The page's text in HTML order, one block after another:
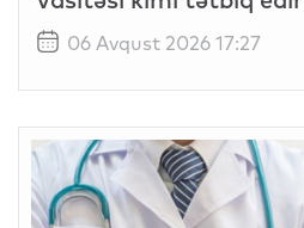
06 Avqust 2026 17:27